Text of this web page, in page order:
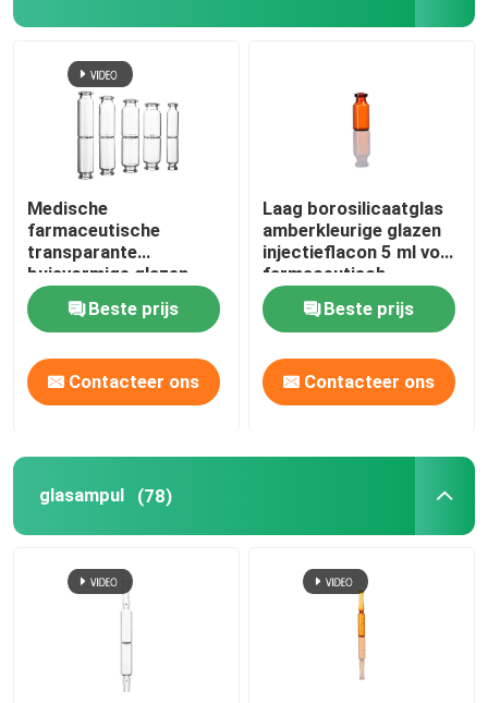
Medische
farmaceutische
transparante
buisvormige glazen
injectieflacons
Borosilicaat glazen
injectieflacon 10 ml 20
ml
Beste prijs
Contacteer ons
Laag borosilicaatglas
amberkleurige glazen
injectieflacon 5 ml voor
farmaceutisch
vloeibaar medisch
gebruikBeste prijs
Contacteer ons
glasampul (78)